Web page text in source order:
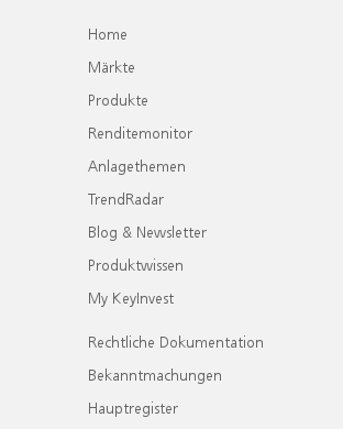
Home
Märkte
Produkte
Renditemonitor
Anlagethemen
TrendRadar
Blog & Newsletter
Produktwissen
My KeyInvest
Rechtliche Dokumentation
Bekanntmachungen
Hauptregister